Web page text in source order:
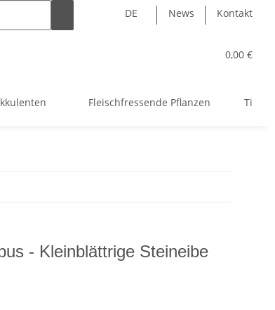
DE News Kontakt
0,00 €
Fleischfressende Pflanzen
- Kleinblättrige Steineibe